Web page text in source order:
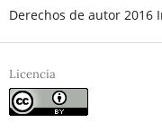
Derechos de autor 2016
Licencia